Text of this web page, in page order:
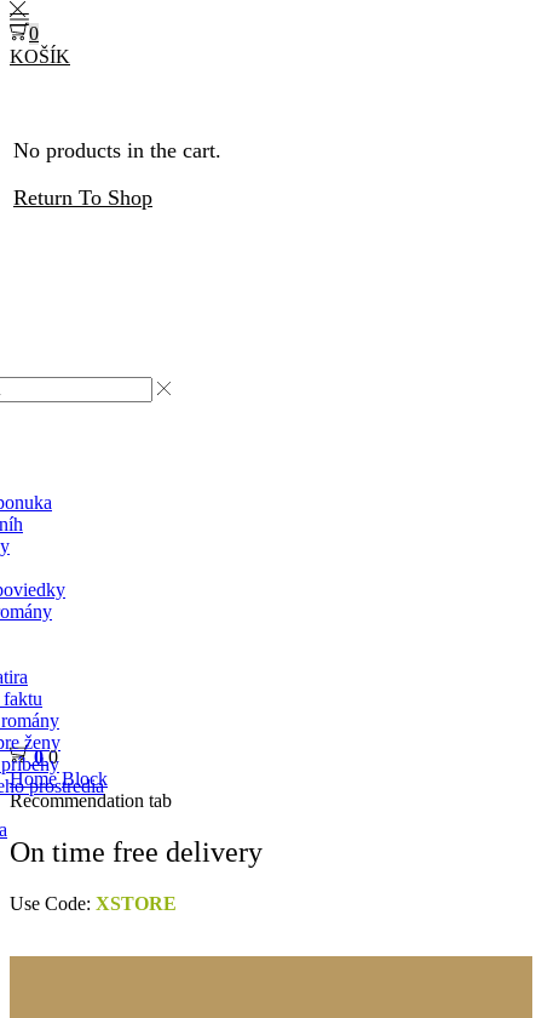
ženy
prostredia
00
0
KOŠÍK
No products in the cart.
Return To Shop
Home Block
Recommendation tab
On time free delivery
Use Code: XSTORE